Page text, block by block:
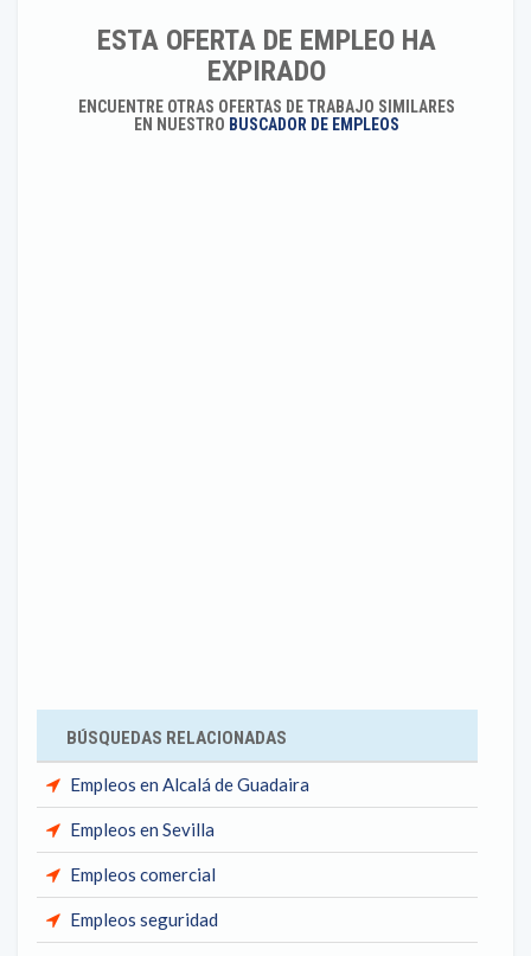
ESTA OFERTA DE EMPLEO HA
EXPIRADO
ENCUENTRE OTRAS OFERTAS DE TRABAJO SIMILARES
EN NUESTRO BUSCADOR DE EMPLEOS
BÚSQUEDAS RELACIONADAS
Empleos en Alcalá de Guadaira
Empleos en Sevilla
Empleos comercial
Empleos seguridad